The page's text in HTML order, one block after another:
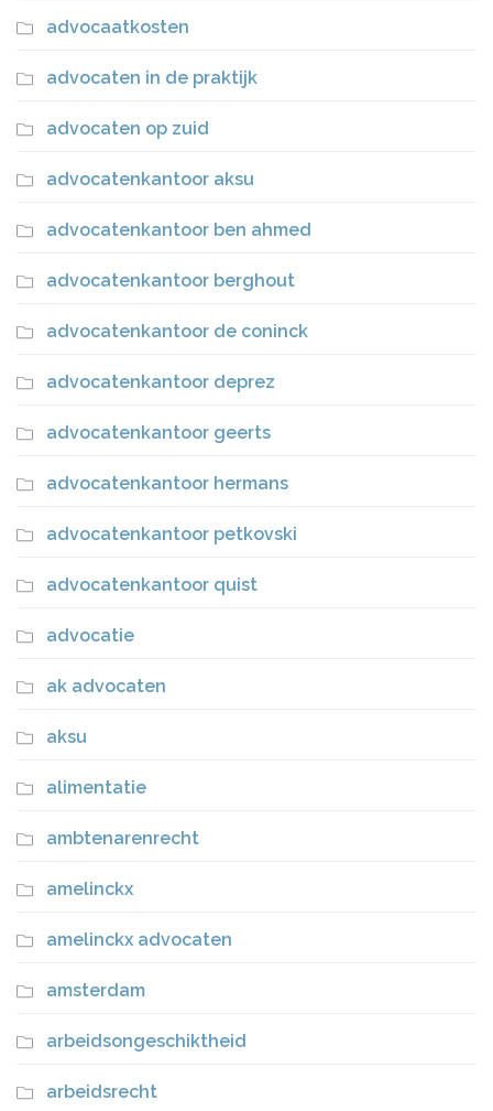
advocaatkosten
advocaten in de praktijk
advocaten op zuid
advocatenkantoor aksu
advocatenkantoor ben ahmed
advocatenkantoor berghout
advocatenkantoor de coninck
advocatenkantoor deprez
advocatenkantoor geerts
advocatenkantoor hermans
advocatenkantoor petkovski
advocatenkantoor quist
advocatie
ak advocaten
aksu
alimentatie
ambtenarenrecht
amelinckx
amelinckx advocaten
amsterdam
arbeidsongeschiktheid
arbeidsrecht